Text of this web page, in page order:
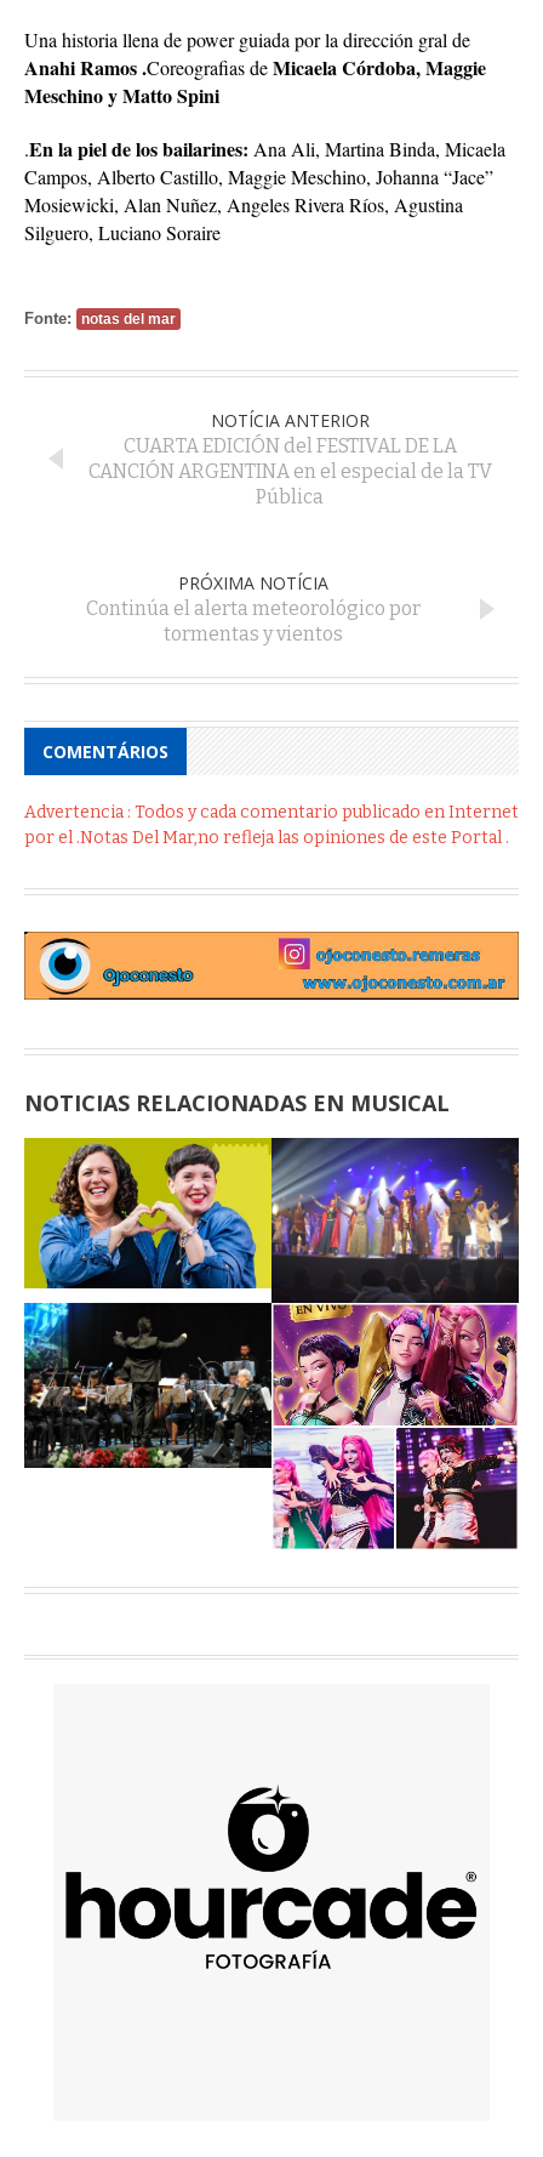
Una historia llena de power guiada por la dirección gral de
Anahi Ramos .Coreografias deMicaela Córdoba, Maggie
Meschino y Matto Spini
.En la piel de los bailarines: Ana Ali, Martina Binda, Micaela
Campos, Alberto Castillo, Maggie Meschino, Johanna “Jace”
Mosiewicki, Alan Nuñez, Angeles Rivera Ríos, Agustina
Silguero, Luciano Soraire
Fonte: notas del mar
NOTÍCIA ANTERIOR
CUARTA EDICIÓN del FESTIVAL DE LA
CANCIÓN ARGENTINA en el especial de la TV
Pública
PRÓXIMA NOTÍCIA
Continúa el alerta meteorológico por
tormentas y vientos
COMENTÁRIOS
Advertencia : Todos y cada comentario publicado en Internet
por el .Notas Del Mar,no refleja las opiniones de este Portal .
NOTICIAS RELACIONADAS EN MUSICAL